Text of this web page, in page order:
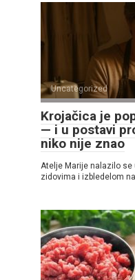
Uncategorized
Krojačica je
— i u postavi
niko nije znao
Atelje Marije nalazilo
zidovima i izbledelom